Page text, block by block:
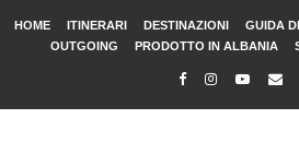
HOME ITINERARI DESTINAZIONI GUIDA
OUTGOING
PRODOTTO IN ALBANIA